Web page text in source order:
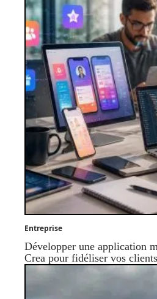
Entreprise
Développer une application
Crea pour fidéliser vos clients